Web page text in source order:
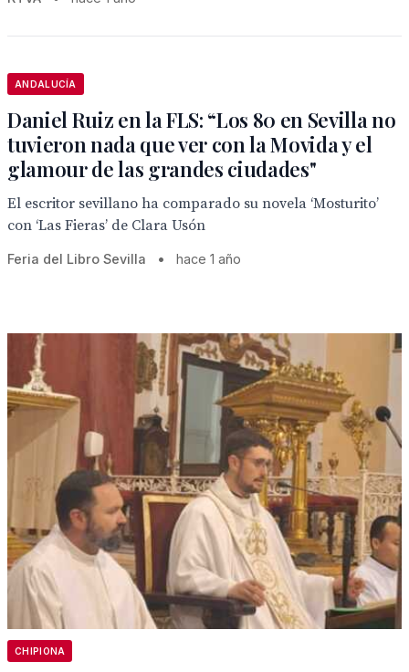
ANDALUCÍA
Daniel Ruiz en la FLS: “Los 80 en Sevilla no
tuvieron nada que ver con la Movida y el
glamour de las grandes ciudades"
El escritor sevillano ha comparado su novela ‘Mosturito’
con ‘Las Fieras’ de Clara Usón
Feria del Libro Sevilla • hace 1 año
CHIPIONA